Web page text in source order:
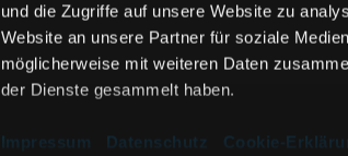
und die Zugriffe auf unsere Website zu
Website an unsere Partner für soziale
möglicherweise mit weiteren Daten
der Dienste gesammelt haben.
Impressum Datenschutz Cookie-
Da wir jede Bestellung
bestellen würdest! Nutze doch
Produktbildergalerie. Sollte